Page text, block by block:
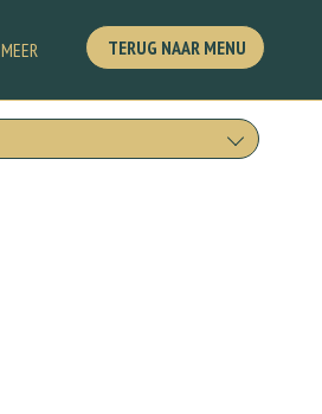
MEER TERUG NAAR MENU